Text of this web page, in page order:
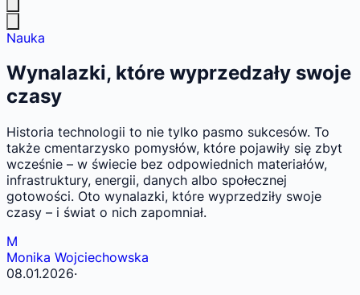
Nauka
Wynalazki, które wyprzedzały swoje
czasy
Historia technologii to nie tylko pasmo sukcesów. To
także cmentarzysko pomysłów, które pojawiły się zbyt
wcześnie – w świecie bez odpowiednich materiałów,
infrastruktury, energii, danych albo społecznej
gotowości. Oto wynalazki, które wyprzedziły swoje
czasy – i świat o nich zapomniał.
M
Monika Wojciechowska
08.01.2026·